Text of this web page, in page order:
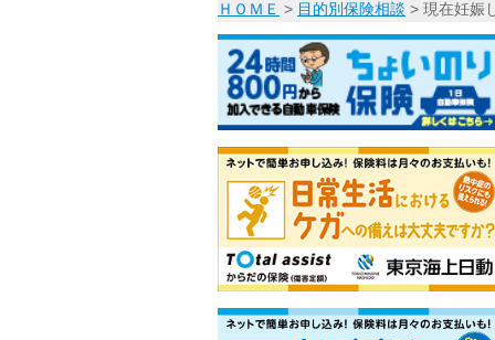
ＨＯＭＥ > 目的別保険相談 > 現在妊娠